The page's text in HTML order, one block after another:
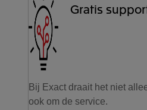
Gratis
Bij Exact draait het niet
ook om de service.